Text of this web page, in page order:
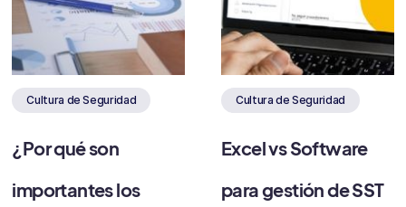
Cultura de Seguridad
¿Por qué son
importantes los
Cultura de Seguridad
Excel vs Software
para gestión de SST